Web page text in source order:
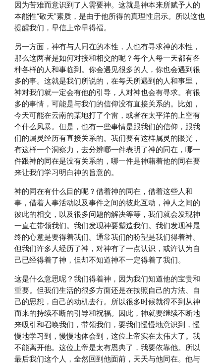
因为苦难而意识到了人需要神。这就是神本来所赋予人的
本能性“敬天”素质，是由于他所得的真理性启示。所以这也
提醒我们，早信上帝早得福。
另一方面，神有与人同在的本性，人也有寻求神的本性，
那么这两者是如何对接和相交的呢？每个人每一天都有各
种各样的人和事临到。你会遇见很多的人，你也会遇到很
多的事。这就是我们所说的，在每天所遇到的人和事里，
神对我们就一定会有他的引导，人对神也会有寻求。有很
多的事情，可能是与我们的信仰没有直接关系的。比如，
今天可能在云南的某地打了个雷，或者在太平洋的上空有
个什么风暴。但是，也有一些事情是跟我们的信仰，跟我
们的属灵经历有直接关系的。我们要有这样属灵的眼光，
有这样一个洞察力，去分辨哪一件表明了神的同在，哪一
件跟神的同在是没有关系的，哪一件是神藉着他的同在要
来让我们学习明白神的旨意的。
神的同在有什么目的呢？借着神的同在，借着这些人和
事，借着人事活动以及事件之间的彼此互动，神人之间的
彼此的相交，以及很多问题的解决等等，我们就会发现神
一直在带领我们。我们发现神要塑造我们。我们发现神最
终的心意是要得着我们。通常我们的盼望是我们得着神。
但我们许多人经历了神，对神有了一点认识，或许认为自
己已经得着了神，但却不知道神不一定得着了我们。
这是什么意思呢？我们得着神，因为我们知道他的宝贵和
重要。但我们生活的很多方面还是在按照自己的方法、自
己的思想，自己的动机去行。所以很多时候就得不到从神
而来的持续不断的引导和祝福。因此，神就要继续不断地
来吸引和召唤我们，带领我们，要我们慢慢地意识到，慢
慢地学习到，慢慢地体会到，这位上帝实在太伟大了。我
不能离开他。这位上帝是太有恩典了，我要依靠他。所以
最后我们这个人，全然回到他面前，天天与他同在。他与